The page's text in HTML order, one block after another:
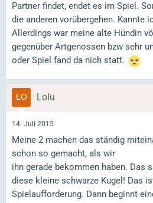
Partner findet, endet es im Spiel.
die anderen vorübergehen. Kannte
Allerdings war meine alte Hündin
gegenüber Artgenossen bzw sehr
oder Spiel fand da nich statt.
Lolu
14. Juli 2015
Meine 2 machen das ständig
schon so gemacht, als wir
ihn gerade bekommen haben. Das
diese kleine schwarze Kugel! Das
Spielaufforderung. Dann beginnt